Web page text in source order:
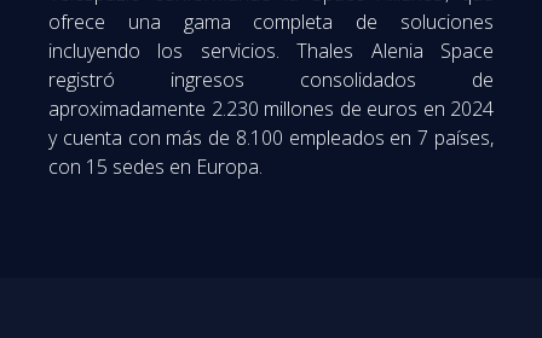
ofrece una gama completa de soluciones
incluyendo los servicios. Thales Alenia Space
registró ingresos consolidados de
aproximadamente 2.230 millones de euros en 2024
y cuenta con más de 8.100 empleados en 7 países,
con 15 sedes en Europa.